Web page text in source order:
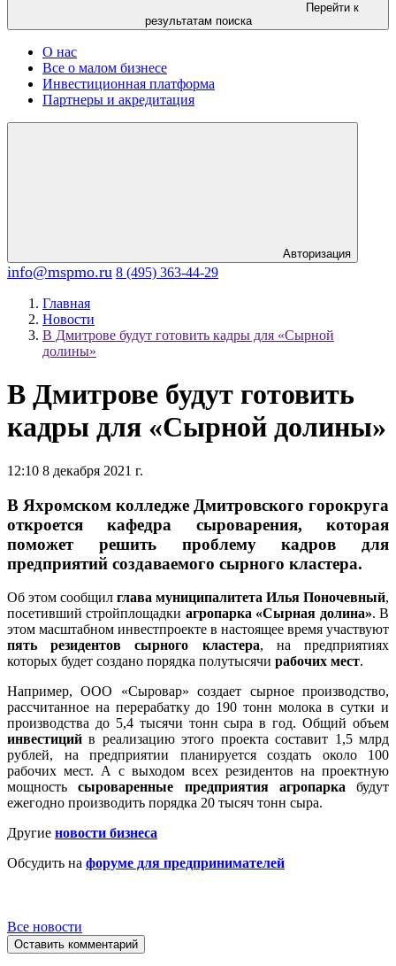
Перейти к
результатам поиска
О нас
Все о малом бизнесе
Инвестиционная платформа
Партнеры и акредитация
Авторизация
info@mspmo.ru 8 (495) 363-44-29
Главная
Новости
В Дмитрове будут готовить кадры для «Сырной
долины»
В Дмитрове будут готовить
кадры для «Сырной долины»
12:10 8 декабря 2021 г.
В Яхромском колледже Дмитровского горокруга
откроется кафедра сыроварения, которая
поможет решить проблему кадров для
предприятий создаваемого сырного кластера.
Об этом сообщил глава муниципалитета Илья Поночевный,
посетивший стройплощадки агропарка «Сырная долина». В
этом масштабном инвестпроекте в настоящее время участвуют
пять резидентов сырного кластера, на предприятиях
которых будет создано порядка полутысячи рабочих мест.
Например, ООО «Сыровар» создает сырное производство,
рассчитанное на перерабатку до 190 тонн молока в сутки и
производства до 5,4 тысячи тонн сыра в год. Общий объем
инвестиций в реализацию этого проекта составит 1,5 млрд
рублей, на предприятии планируется создать около 100
рабочих мест. А с выходом всех резидентов на проектную
мощностьсыроваренные предприятия агропарка будут
ежегодно производить порядка 20 тысяч тонн сыра.
Другие новости бизнеса
Обсудить на форуме для предпринимателей
Все новости
Оставить комментарий